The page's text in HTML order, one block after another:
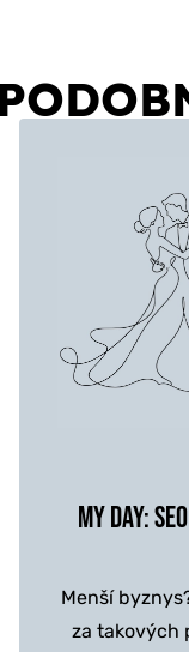
MY DAY:
Menší
za takových